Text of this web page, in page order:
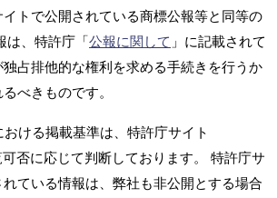
トで公開されている商標公報等と同等の
は、特許庁「公報に関して 」に記載されて
占排他的な権利を求める手続きを行うか
べきものです。
ける掲載基準は、特許庁サイト
否に応じて判断しております。 特許庁サ
ている情報は、弊社も非公開とする場合